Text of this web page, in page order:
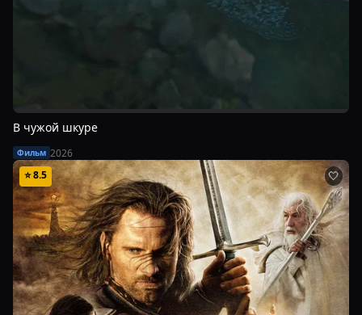
В чужой шкуре
Фильм 2026
⭐8.5 🤍